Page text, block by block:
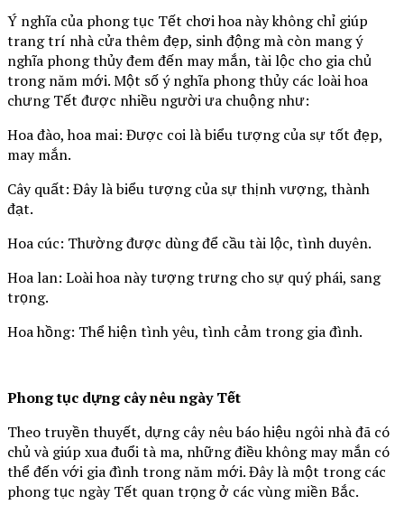
Ý nghĩa của phong tục Tết chơi hoa này không chỉ giúp
trang trí nhà cửa thêm đẹp, sinh động mà còn mang ý
nghĩa phong thủy đem đến may mắn, tài lộc cho gia chủ
trong năm mới. Một số ý nghĩa phong thủy các loài hoa
chưng Tết được nhiều người ưa chuộng như:
Hoa đào, hoa mai: Được coi là biểu tượng của sự tốt đẹp,
may mắn.
Cây quất: Đây là biểu tượng của sự thịnh vượng, thành
đạt.
Hoa cúc: Thường được dùng để cầu tài lộc, tình duyên.
Hoa lan: Loài hoa này tượng trưng cho sự quý phái, sang
trọng.
Hoa hồng: Thể hiện tình yêu, tình cảm trong gia đình.
Phong tục dựng cây nêu ngày Tết
Theo truyền thuyết, dựng cây nêu báo hiệu ngôi nhà đã có
chủ và giúp xua đuổi tà ma, những điều không may mắn có
thể đến với gia đình trong năm mới. Đây là một trong các
phong tục ngày Tết quan trọng ở các vùng miền Bắc.